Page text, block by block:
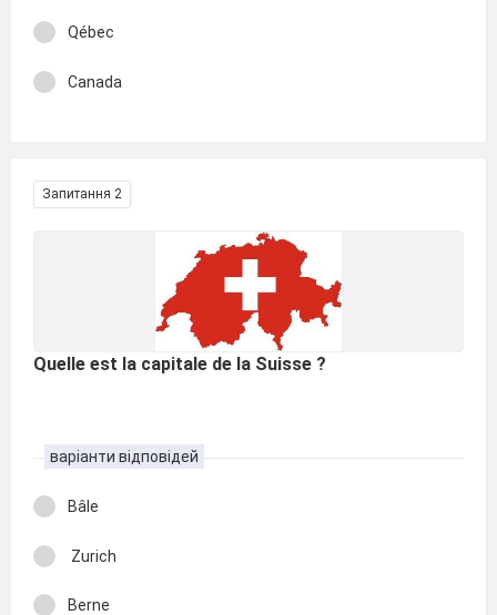
Qébec
Canada
Запитання 2
Quelle est la capitale de la Suisse ?
варіанти відповідей
Bâle
Zurich
Berne